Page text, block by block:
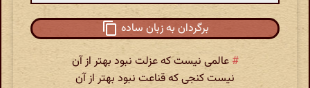
برگردان به زبان ساده
# عالمی نیست که عزلت نبود بهتر از آن
نیست کنجی که قناعت نبود بهتر از آن